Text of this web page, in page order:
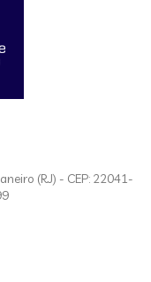
(RJ) - CEP: 22041-